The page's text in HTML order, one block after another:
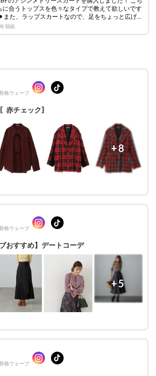
に合うトップスを色々なタイプで教えて欲しいです
また、ラップスカートなので、足をちょっと広げる
すぐ丸見えになってしまって😂中にはどんな物を履
たらいいですか？ よろしくお願いします🙇‍♀️❤️
弱前
格ウェーブ
赤チェック〗
+8
格ウェーブ
おすすめ】デートコーデ
+5
格ウェーブ